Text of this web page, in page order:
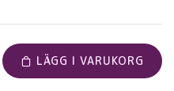
LÄGG I VARUKORG